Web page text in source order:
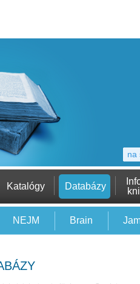
na
Katalógy Databázy
NEJM Brain